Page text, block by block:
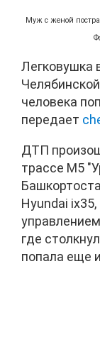
Муж с женой
Легковушка
человека
передает
ДТП
трассе М5
Hyundai
где
попала еще